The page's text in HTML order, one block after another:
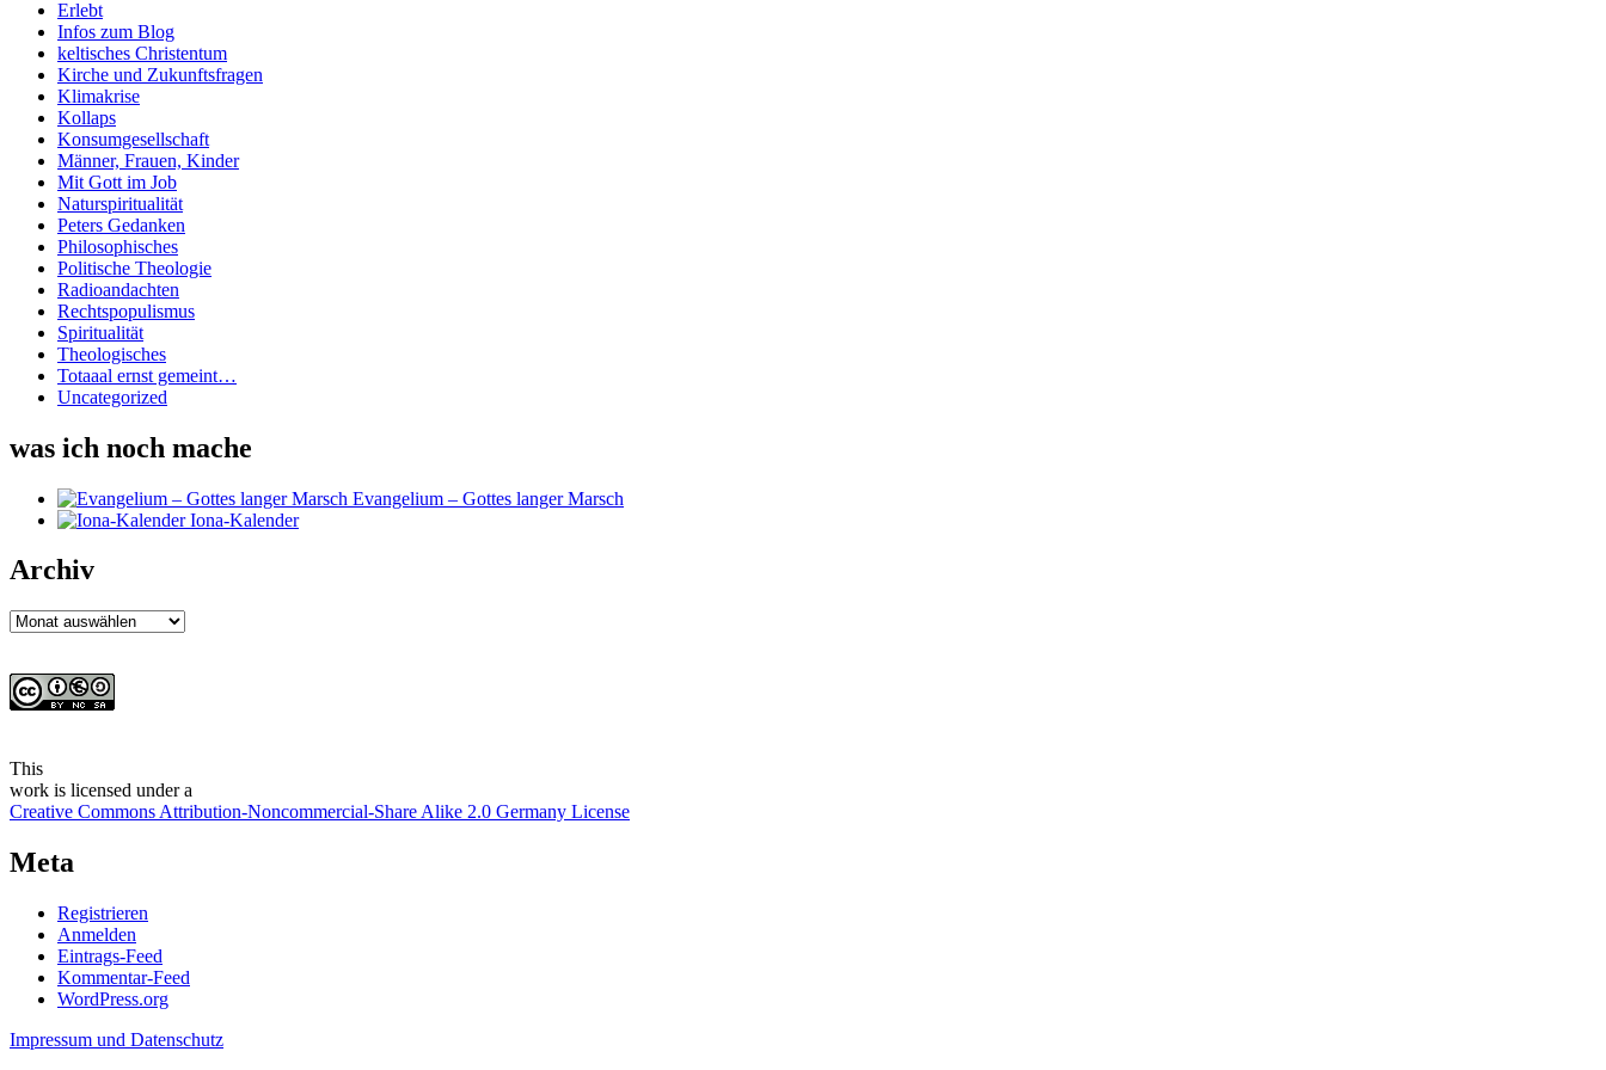
Erlebt
Infos zum Blog
keltisches Christentum
Kirche und Zukunftsfragen
Klimakrise
Kollaps
Konsumgesellschaft
Männer, Frauen, Kinder
Mit Gott im Job
Naturspiritualität
Peters Gedanken
Philosophisches
Politische Theologie
Radioandachten
Rechtspopulismus
Spiritualität
Theologisches
Totaaal ernst gemeint…
Uncategorized
was ich noch mache
Evangelium – Gottes langer Marsch
Iona-Kalender
Archiv
Archiv
This
work is licensed under a
Creative Commons Attribution-Noncommercial-Share Alike 2.0 Germany License
Meta
Registrieren
Anmelden
Eintrags-Feed
Kommentar-Feed
WordPress.org
Impressum und Datenschutz